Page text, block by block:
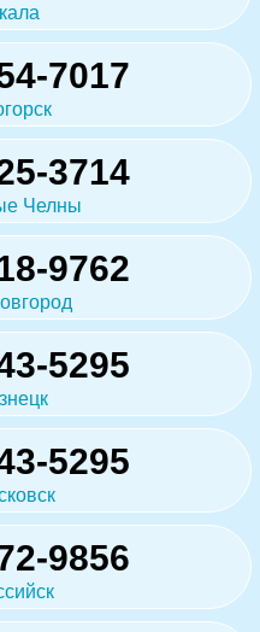
7017
3714
Челны
9762
5295
5295
9856